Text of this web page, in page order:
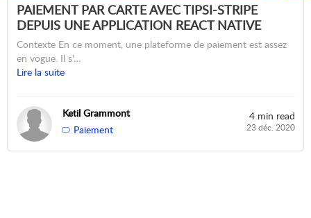
PAIEMENT PAR CARTE AVEC TIPSI-STRIPE
DEPUIS UNE APPLICATION REACT NATIVE
Contexte En ce moment, une plateforme de paiement est assez
en vogue. Il s'…
Lire la suite
Ketil Grammont
Paiement
4 min read
23 déc. 2020